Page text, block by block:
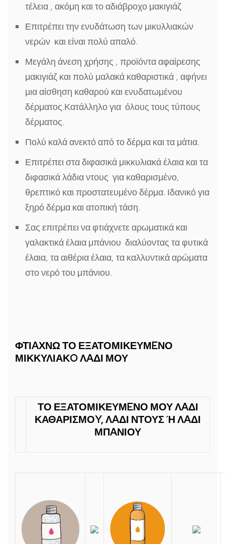
τέλεια , ακόμη και τοαδιάβροχο μακιγιάζ
Επιτρέπει την ενυδάτωση των μικυλλιακών
νερών και είναι πολύ απαλό.
Μεγάλη άνεση χρήσης , προϊόντα αφαίρεσης
μακιγιάζ καιπολύ μαλακά καθαριστικά , αφήνει
μια αίσθηση καθαρού και ενυδατωμένου
δέρματος.Κατάλληλο για όλους τους τύπους
δέρματος.
Πολύ καλά ανεκτόαπότο δέρμα καιτα μάτια.
Επιτρέπειστα διφασικά μικκυλιακά έλαια και τα
διφασικά λάδια ντους για καθαρισμένο,
θρεπτικό και προστατευμένο δέρμα. Ιδανικό για
ξηρό δέρμα και ατοπική τάση.
Σας επιτρέπει να φτιάχνετεαρωματικά και
γαλακτικά έλαια μπάνιου διαλύοντας τα φυτικά
έλαια, τα αιθέρια έλαια, τα καλλυντικά αρώματα
στο νερό του μπάνιου.
ΦΤΙAΧΝΩ ΤΟ ΕΞΑΤΟΜΙΚΕΥΜEΝΟ
ΜΙΚΚΥΛΙΑΚO ΛAΔΙ ΜΟΥ
ΤΟ ΕΞΑΤΟΜΙΚΕΥΜEΝΟ ΜΟΥ ΛAΔΙ
ΚΑΘΑΡΙΣΜΟY, ΛAΔΙ ΝΤΟΥΣ Ή ΛAΔΙ
ΜΠAΝΙΟΥ